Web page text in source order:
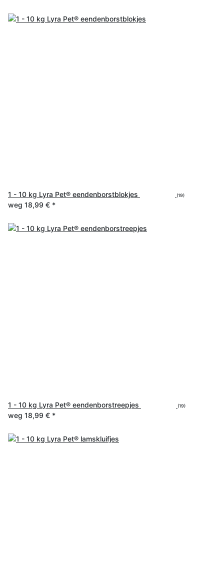
1 - 10 kg Lyra Pet® eendenborstblokjes (19)
weg 18,99 € *
1 - 10 kg Lyra Pet® eendenborstreepjes (19)
weg 18,99 € *